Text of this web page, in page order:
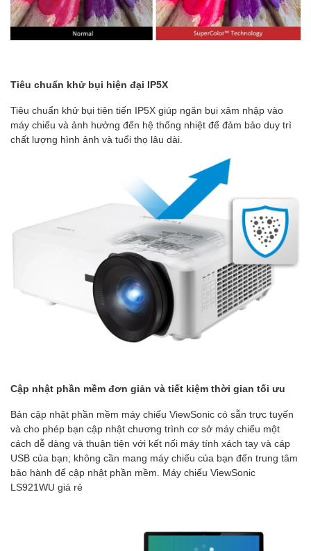
Tiêu chuẩn khử bụi hiện đại IP5X
Tiêu chuẩn khử bụi tiên tiến IP5X giúp ngăn bụi xâm nhập vào
máy chiếu và ảnh hưởng đến hệ thống nhiệt để đảm bảo duy trì
chất lượng hình ảnh và tuổi thọ lâu dài.
Cập nhật phần mềm đơn giản và tiết kiệm thời gian tối ưu
Bản cập nhật phần mềm máy chiếu ViewSonic có sẵn trực tuyến
và cho phép bạn cập nhật chương trình cơ sở máy chiếu một
cách dễ dàng và thuận tiện với kết nối máy tính xách tay và cáp
USB của bạn; không cần mang máy chiếu của bạn đến trung tâm
bảo hành để cập nhật phần mềm. Máy chiếu ViewSonic
LS921WU giá rẻ